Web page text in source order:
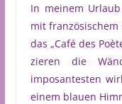
In meinem
mit
das „Café des
zieren die
imposantesten
einem blauen